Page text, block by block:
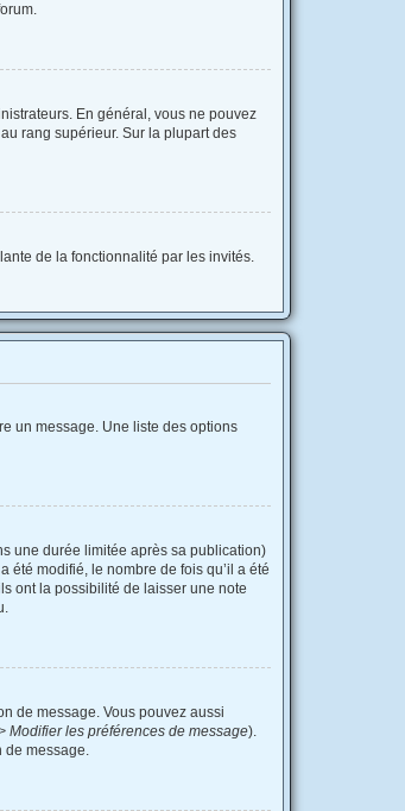
En général, vous ne pouvez
rang supérieur. Sur la plupart des
de la fonctionnalité par les invités.
un message. Une liste des options
une durée limitée après sa publication)
été modifié, le nombre de fois qu’il a été
ont la possibilité de laisser une note
de message. Vous pouvez aussi
Modifier les préférences de message).
de message.